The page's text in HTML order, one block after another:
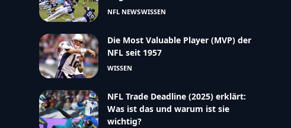
NFL NEWSWISSEN
Die Most Valuable Player (MVP) der
NFL seit 1957
WISSEN
NFL Trade Deadline (2025) erklärt:
Was ist das und warum ist sie
wichtig?